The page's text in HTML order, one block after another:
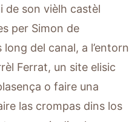
de son vièlh castèl
per Simon de
del canal, a l’entorn
Ferrat, un site elisic
o faire una
las crompas dins los